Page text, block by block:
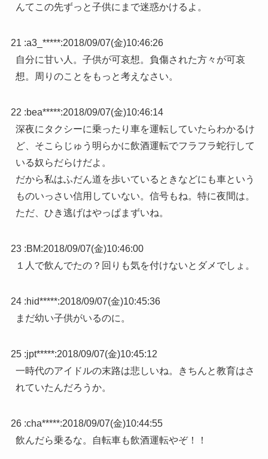
んてこの先ずっと子供にまで迷惑かけるよ。
21 :a3_*****:2018/09/07(金)10:46:26
自分に甘い人。子供が可哀想。負傷された方々が可哀
想。周りのことをもっと考えなさい。
22 :bea*****:2018/09/07(金)10:46:14
深夜にタクシーに乗ったり車を運転していたらわかるけ
ど、そこらじゅう明らかに飲酒運転でフラフラ蛇行して
いる奴らだらけだよ。
だから私はふだん道を歩いているときなどにも車という
ものいっさい信用していない。信号もね。特に夜間は。
ただ、ひき逃げはやっぱまずいね。
23 :BM:2018/09/07(金)10:46:00
１人で飲んでたの？回りも気を付けないとダメでしょ。
24 :hid*****:2018/09/07(金)10:45:36
まだ幼い子供がいるのに。
25 :jpt*****:2018/09/07(金)10:45:12
一時代のアイドルの末路は悲しいね。きちんと教育はさ
れていたんだろうか。
26 :cha*****:2018/09/07(金)10:44:55
飲んだら乗るな。自転車も飲酒運転やぞ！！